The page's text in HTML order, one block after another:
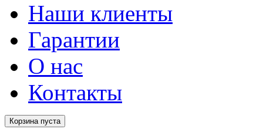
Наши клиенты
Гарантии
О нас
Контакты
Корзина пуста